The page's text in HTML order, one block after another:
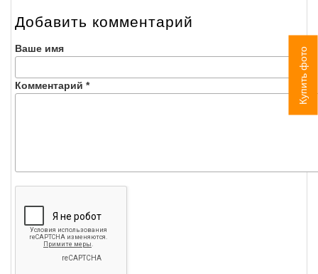
Добавить комментарий
Ваше имя
Комментарий * Купить фото